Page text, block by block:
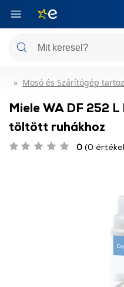
Mosó és Szárítógép
Miele WA DF 252
töltött ruhákhoz
0 (0